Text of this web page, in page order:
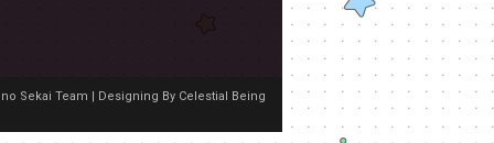
Sekai Team | Designing By Celestial Being